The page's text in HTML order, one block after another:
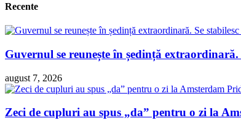
Recente
Guvernul se reunește în ședință
august 7, 2026
Zeci de cupluri au spus „da” pentru o zi la